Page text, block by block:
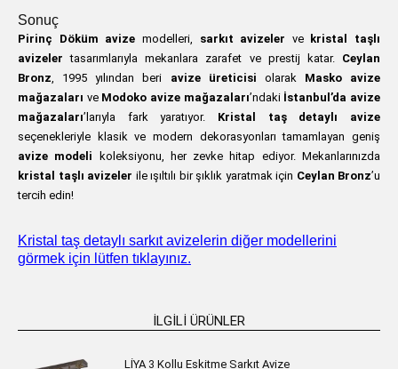
Sonuç
Pirinç Döküm avize modelleri, sarkıt avizeler ve kristal taşlı
avizeler tasarımlarıyla mekanlara zarafet ve prestij katar. Ceylan
Bronz, 1995 yılından beri avize üreticisi olarak Masko avize
mağazaları ve Modoko avize mağazaları’ndaki İstanbul’da avize
mağazaları’larıyla fark yaratıyor. Kristal taş detaylı avize
seçenekleriyle klasik ve modern dekorasyonları tamamlayan geniş
avize modeli koleksiyonu, her zevke hitap ediyor. Mekanlarınızda
kristal taşlı avizeler ile ışıltılı bir şıklık yaratmak için Ceylan Bronz’u
tercih edin!
Kristal taş detaylı sarkıt avizelerin diğer modellerini
görmek için lütfen tıklayınız.
İLGILI ÜRÜNLER
LİYA 3 Kollu Eskitme Sarkıt Avize